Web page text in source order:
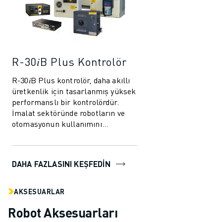
LOKASYONLAR
R-30𝑖B Plus Kontrolör
R-30𝑖B Plus kontrolör, daha akıllı
üretkenlik için tasarlanmış yüksek
performanslı bir kontrolördür.
İmalat sektöründe robotların ve
otomasyonun kullanımını
geliştirilmiştir. B...
DAHA FAZLASINI KEŞFEDIN
AKSESUARLAR
Robot Aksesuarları